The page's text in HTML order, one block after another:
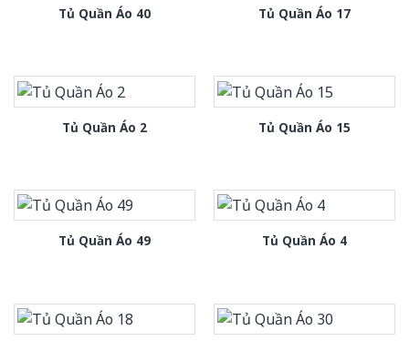
Tủ Quần Áo 40 Tủ Quần Áo 17
Tủ Quần Áo 2 Tủ Quần Áo 15
Tủ Quần Áo 49 Tủ Quần Áo 4